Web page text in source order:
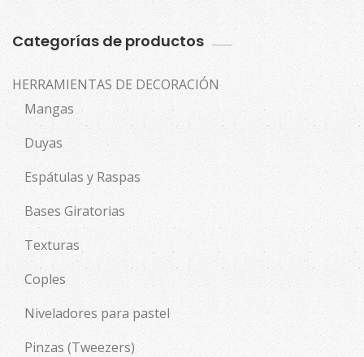
Categorías de productos
HERRAMIENTAS DE DECORACIÓN
Mangas
Duyas
Espátulas y Raspas
Bases Giratorias
Texturas
Coples
Niveladores para pastel
Pinzas (Tweezers)